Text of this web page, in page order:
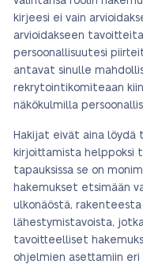
kirjeesi ei vain
arvioidakseen
persoonallisuutesi
antavat sinulle
rekrytointikomiteaan
näkökulmilla
Hakijat eivät aina löydä
kirjoittamista helppoksi
tapauksissa se on
hakemukset etsimään
ulkonäöstä,
lähestymistavoista,
tavoitteelliset
ohjelmien asettamiin eri